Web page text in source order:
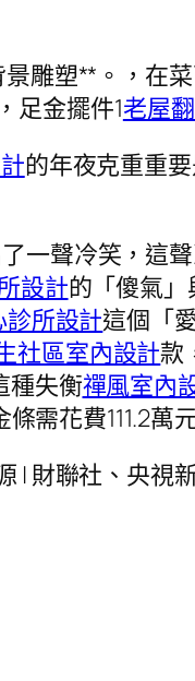
景雕塑**。，在
足金擺件1老屋
的年夜克重重
一聲冷笑，這
設計的「傻氣
診所設計這個「
社區室內設計款
種失衡禪風室內
需花費111.2萬
| 財聯社、央視